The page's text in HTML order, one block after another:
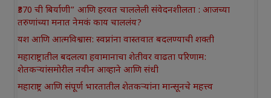
₹370 ची बिर्याणी” आणि हरवत चाललेली संवेदनशीलता : आजच्या
तरुणांच्या मनात नेमकं काय चाललंय?
यश आणि आत्मविश्वास: स्वप्नांना वास्तवात बदलण्याची शक्ती
महाराष्ट्रातील बदलत्या हवामानाचा शेतीवर वाढता परिणाम:
शेतकऱ्यांसमोरील नवीन आव्हाने आणि संधी
महाराष्ट्र आणि संपूर्ण भारतातील शेतकऱ्यांना मान्सूनचे महत्त्व